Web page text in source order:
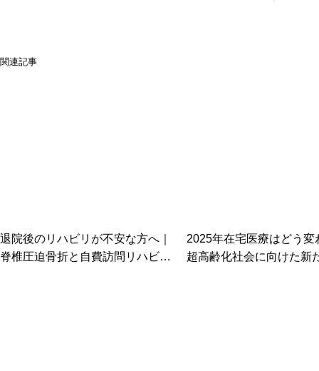
関連記事
退院後のリハビリが不安な方へ｜
脊椎圧迫骨折と自費訪問リハビリ
2025年在宅医療はどう変
超高齢化社会に向けた新